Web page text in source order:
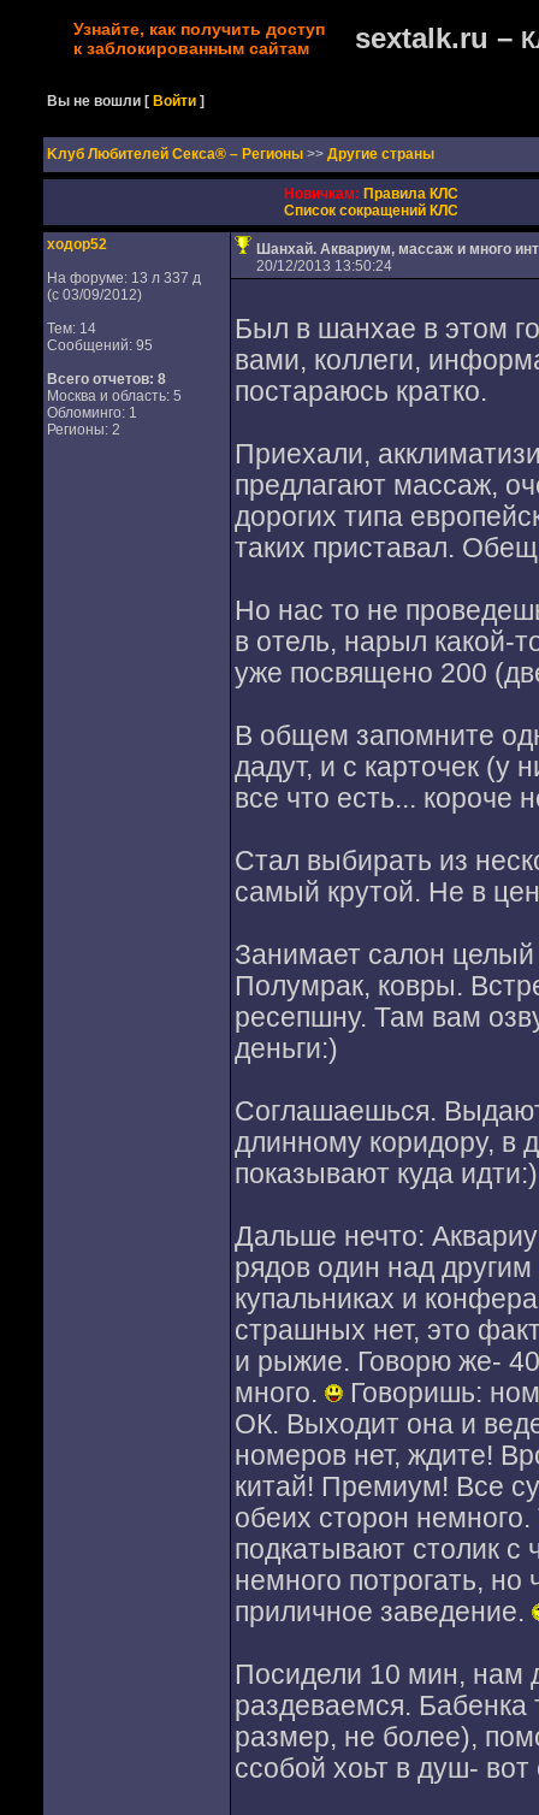
Узнайте, как получить доступ
к заблокированным сайтам
sextalk.ru –
Вы не вошли [Войти ]
Kлуб Любителей Секса® – Регионы >> Другие страны
Новичкам: Правила КЛС
Список сокращений КЛС
ходор52
На форуме: 13 л 337 д
(с 03/09/2012)
Тем: 14
Сообщений: 95
Всего отчетов: 8
Москва и область: 5
Обломинго: 1
Регионы: 2
Шанхай. Аквариум, массаж и много
20/12/2013 13:50:24
Был в шанхае в этом
вами, коллеги,
постараюсь кратко.
Приехали,
предлагают массаж,
дорогих типа
таких приставал.
Но нас то не
в отель, нарыл какой-
уже посвящено 200
В общем запомните
дадут, и с карточек (у
все что есть... короче
Стал выбирать из
самый крутой. Не в
Занимает салон
Полумрак, ковры.
ресепшну. Там вам
деньги:)
Соглашаешься.
длинному коридору, в
показывают куда
Дальше нечто:
рядов один над
купальниках и
страшных нет, это
и рыжие. Говорю же-
много.
Говоришь:
ОК. Выходит она и
номеров нет, ждите!
китай! Премиум! Все
обеих сторон
подкатывают столик
немного потрогать,
приличное заведение.
Посидели 10 мин, нам
раздеваемся. Бабенка
размер, не более),
ссобой хоьт в душ- вот